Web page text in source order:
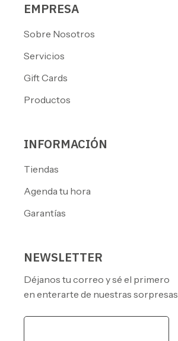
EMPRESA
Sobre Nosotros
Servicios
Gift Cards
Productos
INFORMACIÓN
Tiendas
Agenda tu hora
Garantías
NEWSLETTER
Déjanos tu correo y sé el primero
en enterarte de nuestras sorpresas